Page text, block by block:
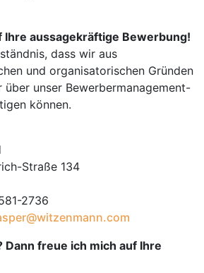
Ihre aussagekräftige Bewerbung!
dass wir aus
und organisatorischen Gründen
über unser Bewerbermanagement-
können.
Straße 134
2736
Dann freue ich mich auf Ihre